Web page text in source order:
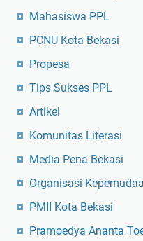
Mahasiswa PPL
PCNU Kota Bekasi
Propesa
Tips Sukses PPL
Artikel
Komunitas Literasi
Media Pena Bekasi
Organisasi
PMII Kota Bekasi
Pramoedya Ananta